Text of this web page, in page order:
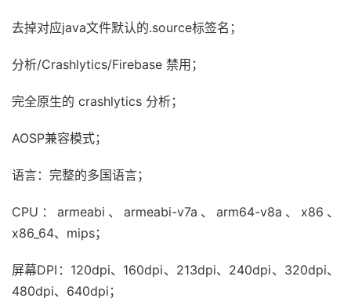
去掉对应java文件默认的.source标签名；
分析/Crashlytics/Firebase 禁用；
完全原生的 crashlytics 分析；
AOSP兼容模式；
语言：完整的多国语言；
CPU：armeabi、armeabi-v7a、arm64-v8a、x86、
x86_64、mips；
屏幕DPI：120dpi、160dpi、213dpi、240dpi、320dpi、
480dpi、640dpi；